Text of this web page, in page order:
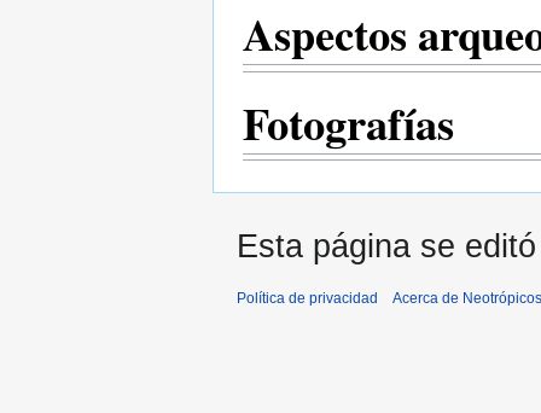
Aspectos
Fotografías
Esta página se
Política de privacidad Acerca de Neotrópicos